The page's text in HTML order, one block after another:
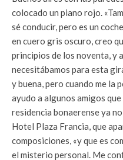
colocado un piano rojo.
sé conducir, pero es un
en cuero gris oscuro, creo
principios de los noventa, y
necesitábamos para esta
y buena, pero cuando me la
ayudo a algunos amigos
residencia bonaerense ya
Hotel Plaza Francia, que
composiciones, «y que es
el misterio personal. Me